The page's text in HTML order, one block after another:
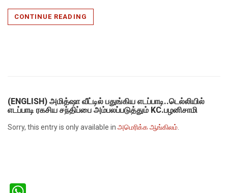
CONTINUE READING
(ENGLISH) அமித்ஷா வீட்டில் பதுங்கிய எடப்பாடி..டெல்லியில்
எடப்பாடி ரகசிய சந்திப்பை அம்பலப்படுத்தும் KC.பழனிசாமி
Sorry, this entry is only available in அமெரிக்க ஆங்கிலம்